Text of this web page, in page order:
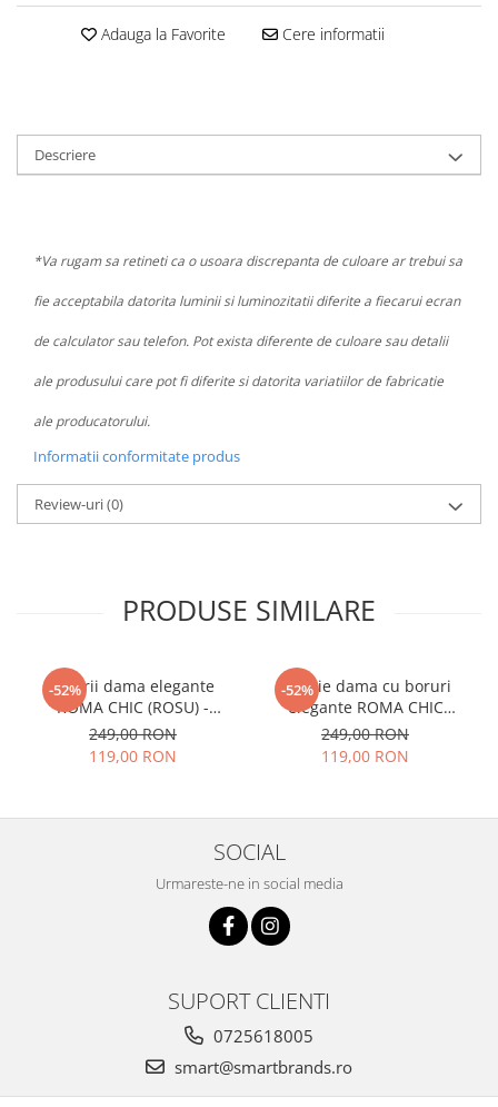
Adauga la Favorite Cere informatii
Descriere
*Va rugam sa retineti ca o usoara discrepanta de culoare ar trebui sa
fie acceptabila datorita luminii si luminozitatii diferite a fiecarui ecran
de calculator sau telefon. Pot exista diferente de culoare sau detalii
ale produsului care pot fi diferite si datorita variatiilor de fabricatie
ale producatorului.
Informatii conformitate produs
Review-uri(0)
PRODUSE SIMILARE
-52%
Palarii dama elegante
ROMA CHIC (ROSU) -
marime unica, reglabila
249,00 RON
119,00 RON
-52%
Palarie dama cu boruri
elegante ROMA CHIC
(GRENA) - marime unica,
reglabila
249,00 RON
119,00 RON
SOCIAL
Urmareste-ne in social media
SUPORT CLIENTI
0725618005
smart@smartbrands.ro